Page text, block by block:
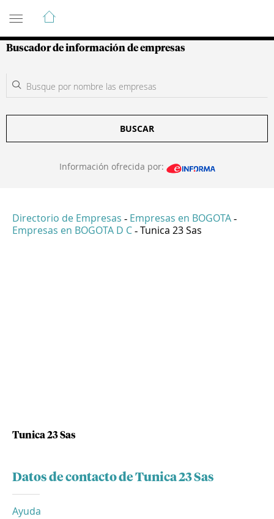
Guía de Empresas Colombianas
Buscador de información de empresas
BUSCAR
Información ofrecida por:
Directorio de Empresas - Empresas en BOGOTA -
Empresas en BOGOTA D C - Tunica 23 Sas
Tunica 23 Sas
Datos de contacto de Tunica 23 Sas
Ayuda